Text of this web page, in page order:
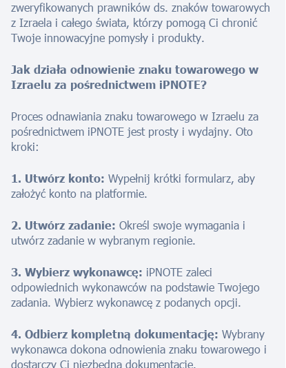
zweryfikowanych prawników ds. znaków towarowych
z Izraela i całego świata, którzy pomogą Ci chronić
Twoje innowacyjne pomysły i produkty.
Jak działa odnowienie znaku towarowego w
Izraelu za pośrednictwem iPNOTE?
Proces odnawiania znaku towarowego w Izraelu za
pośrednictwem iPNOTE jest prosty i wydajny. Oto
kroki:
1. Utwórz konto: Wypełnij krótki formularz, aby
założyć konto na platformie.
2. Utwórz zadanie: Określ swoje wymagania i
utwórz zadanie w wybranym regionie.
3. Wybierz wykonawcę: iPNOTE zaleci
odpowiednich wykonawców na podstawie Twojego
zadania. Wybierz wykonawcę z podanych opcji.
4. Odbierz kompletną dokumentację: Wybrany
wykonawca dokona odnowienia znaku towarowego i
dostarczy Ci niezbędną dokumentację.